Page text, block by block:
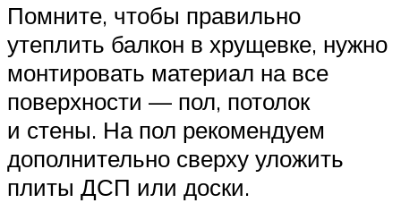
Помните, чтобы правильно
утеплить балкон в хрущевке, нужно
монтировать материал на все
поверхности — пол, потолок
и стены. На пол рекомендуем
дополнительно сверху уложить
плиты ДСП или доски.